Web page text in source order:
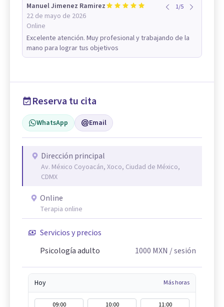
Manuel Jimenez Ramirez
22 de mayo de 2026
Online
1/5
Excelente atención. Muy profesional y trabajando de la
mano para lograr tus objetivos
Reserva tu cita
WhatsApp Email
Dirección principal
Av. México Coyoacán, Xoco, Ciudad de México,
CDMX
Online
Terapia online
Servicios y precios
Psicología adulto
1000 MXN / sesión
Hoy Más horas
09:00 10:00 11:00